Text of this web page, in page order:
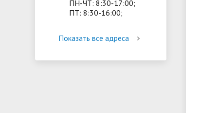
ПН-ЧТ: 8:30-17:00;
ПТ: 8:30-16:00;
Показать все адреса